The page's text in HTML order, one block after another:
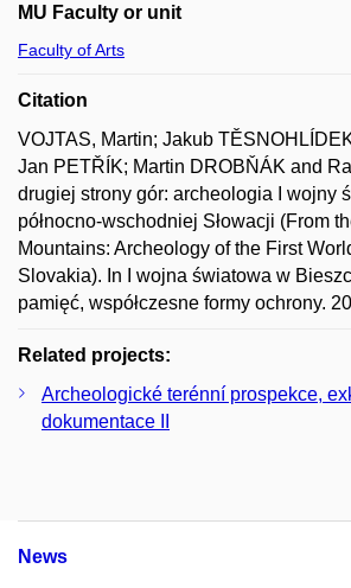
MU Faculty or unit
Faculty of Arts
Citation
VOJTAS, Martin; Jakub
Jan PETŘÍK; Martin DROBŇÁK and
drugiej strony gór: archeologia I wojny
północno-wschodniej Słowacji (From
Mountains: Archeology of the First
Slovakia). In I wojna światowa w
pamięć, współczesne formy ochrony.
Related projects:
Archeologické terénní prospekce,
dokumentace II
News